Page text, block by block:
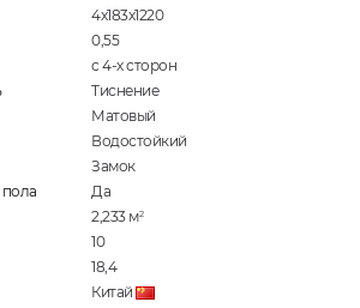
4х183х1220
0,55
с 4-х сторон
Тиснение
Матовый
Водостойкий
Замок
Да
2,233 м2
10
18,4
Китай